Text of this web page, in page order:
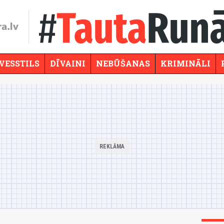
DĪVAINI NEBŪŠANAS KRIMINĀLI